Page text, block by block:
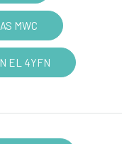
MWC
EL 4YFN